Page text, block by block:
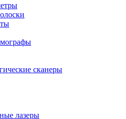
сканеры
лазеры